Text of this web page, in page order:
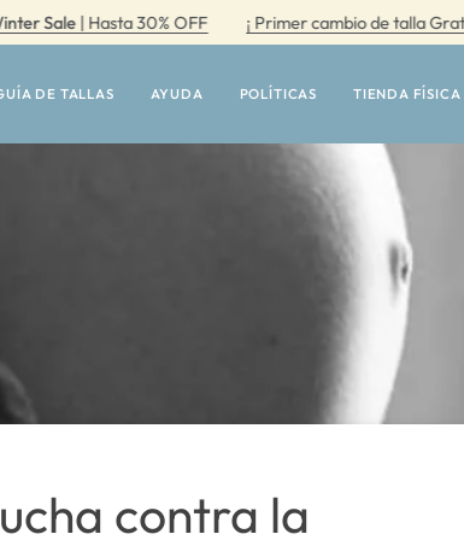
| Hasta 30% OFF ¡ Primer cambio de talla Gratis ! -
DE TALLAS AYUDA POLÍTICAS TIENDA FÍSICA
contra la